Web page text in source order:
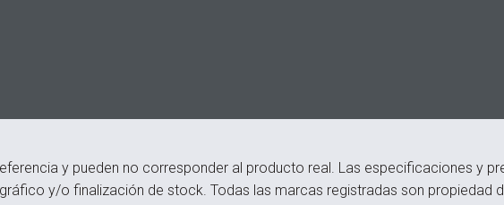
y pueden no corresponder al producto real. Las especificaciones y
y/o finalización de stock. Todas las marcas registradas son propiedad